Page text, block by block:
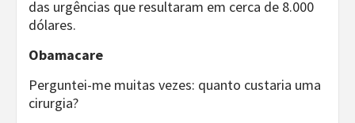
das urgências que resultaram em cerca de 8.000
dólares.
Obamacare
Perguntei-me muitas vezes: quanto custaria uma
cirurgia?